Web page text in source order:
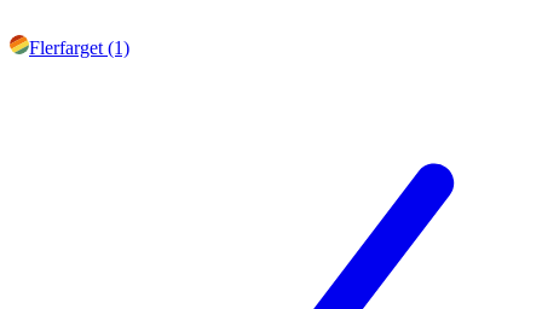
Flerfarget (1)